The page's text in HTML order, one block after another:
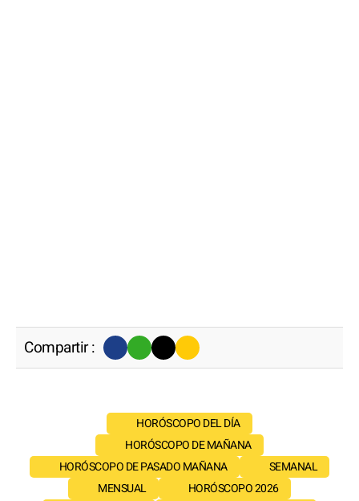
Compartir :
HORÓSCOPO DEL DÍA
HORÓSCOPO DE MAÑANA
HORÓSCOPO DE PASADO MAÑANA
SEMANAL
MENSUAL
HORÓSCOPO 2026